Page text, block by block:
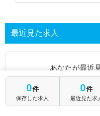
最近見た求人
あなたが最近
求人
0件
保存した求人
0件
最近見た求